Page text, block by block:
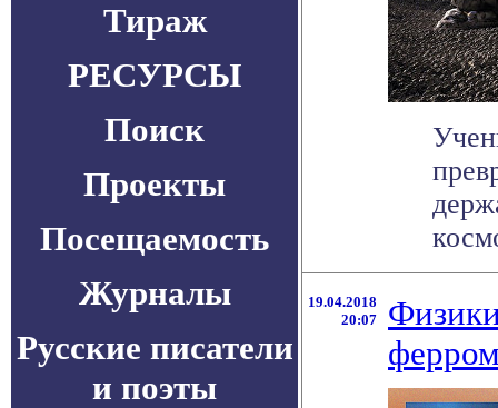
Тираж
РЕСУРСЫ
Поиск
Проекты
Посещаемость
Журналы
Русские писатели
и поэты
19.04.2018
20:07